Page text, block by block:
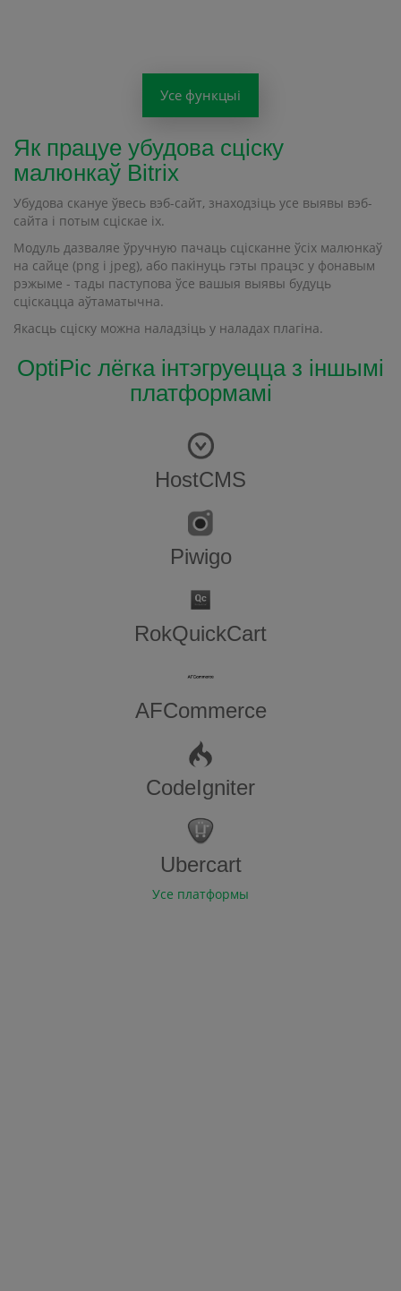
Усе функцыі
Як працуе убудова сціску
малюнкаў Bitrix
Убудова скануе ўвесь вэб-сайт, знаходзіць усе выявы вэб-
сайта і потым сціскае іх.
Модуль дазваляе ўручную пачаць сцісканне ўсіх малюнкаў
на сайце (png і jpeg), або пакінуць гэты працэс у фонавым
рэжыме - тады паступова ўсе вашыя выявы будуць
сціскацца аўтаматычна.
Якасць сціску можна наладзіць у наладах плагіна.
OptiPic лёгка інтэгруецца з іншымі
платформамі
HostCMS
Piwigo
RokQuickCart
AFCommerce
CodeIgniter
Ubercart
Усе платформы